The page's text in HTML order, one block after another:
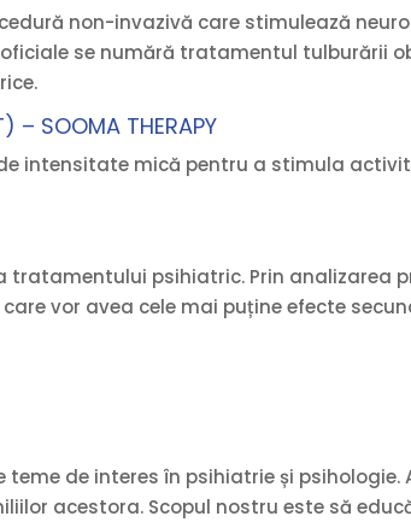
non-invazivă care stimulează
se numără tratamentul tulburării
– SOOMA THERAPY
intensitate mică pentru a stimula
psihiatric. Prin analizarea
vor avea cele mai puține efecte
de interes în psihiatrie și psihologie.
acestora. Scopul nostru este să